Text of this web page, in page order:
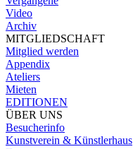
Video
Archiv
MITGLIEDSCHAFT
Mitglied werden
Appendix
Ateliers
Mieten
EDITIONEN
ÜBER UNS
Besucherinfo
Kunstverein & Künstlerhaus